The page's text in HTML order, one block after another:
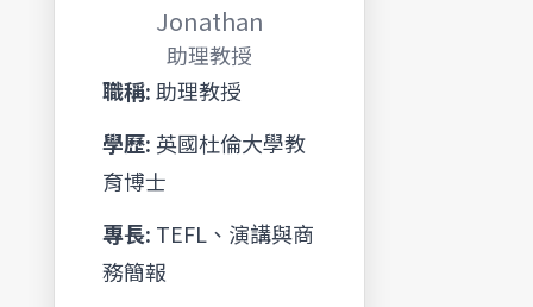
Jonathan
助理教授
職稱:助理教授
學歷: 英國杜倫大學教
育博士
專長: TEFL、演講與商
務簡報